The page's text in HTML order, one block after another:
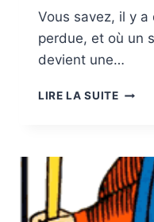
Vous savez, il y a
perdue, et où un
devient une…
LIRE LA SUITELE
:
DU